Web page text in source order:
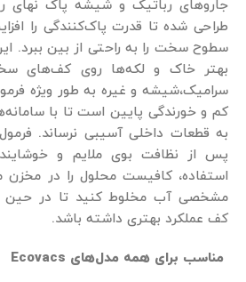
جاروهای رباتیک و شیشه پاک نهای
طراحی شده تا قدرت پاک‌کنندگی را
سطوح سخت را به راحتی از بین ببرد.
بهتر خاک و لکه‌ها روی کف‌های
سرامیک،شیشه و غیره به طور ویژه
کم و خورندگی پایین است تا با
به قطعات داخلی آسیبی نرساند.
پس از نظافت بوی ملایم و
استفاده، کافیست محلول را در
مشخصی آب مخلوط کنید تا در
کف عملکرد بهتری داشته باشد.
مناسب برای همه مدل‌های Ecovacs